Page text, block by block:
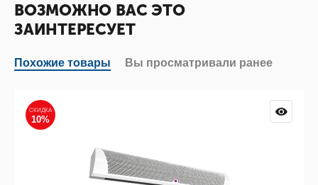
ВОЗМОЖНО ВАС ЭТО
ЗАИНТЕРЕСУЕТ
Похожие товары Вы просматривали ранее
СКИДКА
10%